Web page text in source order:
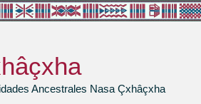
Ancestrales Nasa Çxhâçxha